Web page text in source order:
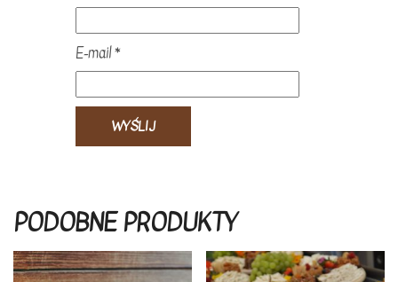
E-mail*
PODOBNE PRODUKTY